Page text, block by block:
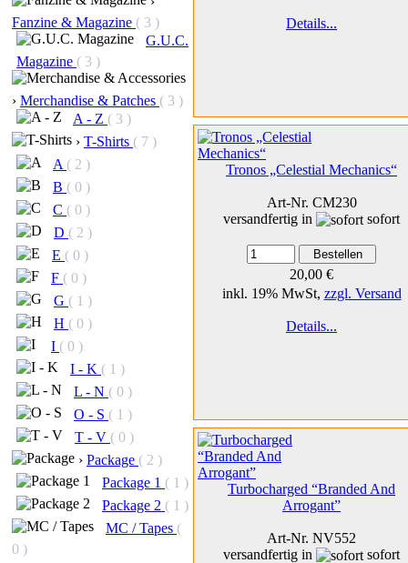
Fanzine & Magazine ( 3 )
G.U.C.
Magazine ( 3 )
› Merchandise & Patches ( 3 )
A - Z ( 3 )
› T-Shirts ( 7 )
A ( 2 )
B ( 0 )
C ( 0 )
D ( 2 )
E ( 0 )
F ( 0 )
G ( 1 )
H ( 0 )
I ( 0 )
I - K ( 1 )
L - N ( 0 )
O - S ( 1 )
T - V ( 0 )
› Package ( 2 )
Package 1 ( 1 )
Package 2 ( 1 )
MC / Tapes (
0 )
Details...
Tronos „Celestial Mechanics“
Art-Nr. CM230
versandfertig in
sofort
20,00 €
inkl. 19% MwSt, zzgl. Versand
Details...
Turbocharged “Branded And
Arrogant”
Art-Nr. NV552
versandfertig in
sofort